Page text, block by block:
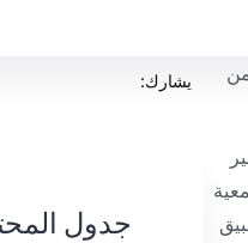
يشارك:
جدول